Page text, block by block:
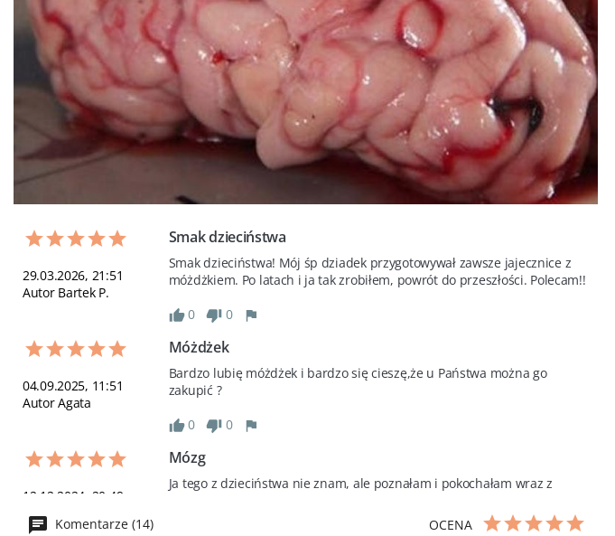
29.03.2026, 21:51
Autor Bartek P.
Smak dzieciństwa
Smak dzieciństwa! Mój śp dziadek przygotowywał zawsze jajecznice z
móżdżkiem. Po latach i ja tak zrobiłem, powrót do przeszłości. Polecam!!
0
0
04.09.2025, 11:51
Autor Agata
Móżdżek
Bardzo lubię móżdżek i bardzo się cieszę,że u Państwa można go
zakupić ?
0
0
12.12.2024, 20:49
Autor Hanna O.
Mózg
Ja tego z dzieciństwa nie znam, ale poznałam i pokochałam wraz z
Komentarze (14) OCENA